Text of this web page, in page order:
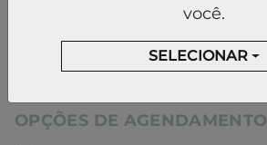
OPÇÕES DE AGENDAMENTO
você.
SELECIONAR